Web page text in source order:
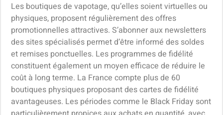
Les boutiques de vapotage, qu’elles soient virtuelles ou
physiques, proposent régulièrement des offres
promotionnelles attractives. S’abonner aux newsletters
des sites spécialisés permet d’être informé des soldes
et remises ponctuelles. Les programmes de fidélité
constituent également un moyen efficace de réduire le
coût à long terme. La France compte plus de 60
boutiques physiques proposant des cartes de fidélité
avantageuses. Les périodes comme le Black Friday sont